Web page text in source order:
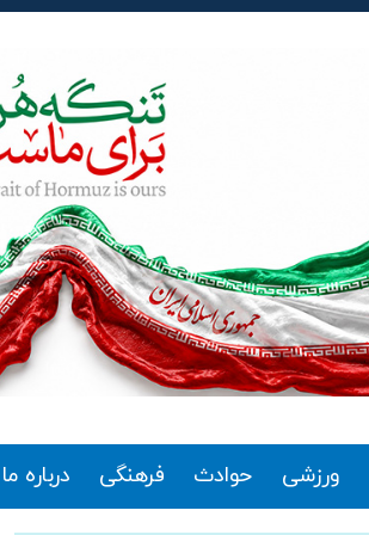
ورزشی حوادث فرهنگی درباره ما